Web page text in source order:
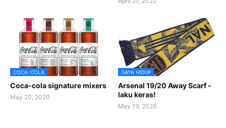
COCA-COLA
Coca-cola signature mixers
May 20, 2020
GAYA HIDUP
Arsenal 19/20 Away Scarf -
laku keras!
May 19, 2020